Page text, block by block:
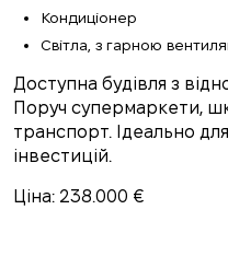
Кондиціонер
Світла, з гарною
Доступна будівля з
Поруч супермаркети,
транспорт. Ідеально
інвестицій.
Ціна: 238.000 €